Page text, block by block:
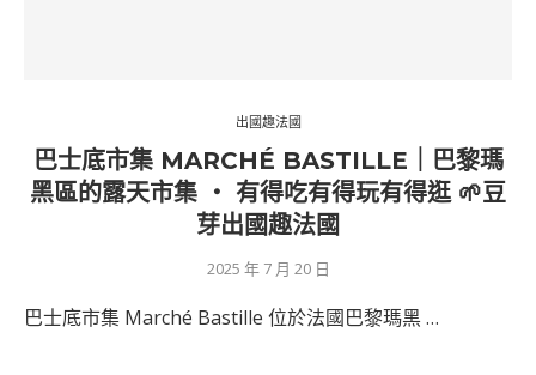
出國趣法國
巴士底市集 MARCHÉ BASTILLE｜巴黎瑪
黑區的露天市集 ‧ 有得吃有得玩有得逛 🌱豆
芽出國趣法國
2025 年 7 月 20 日
巴士底市集 Marché Bastille 位於法國巴黎瑪黑 …